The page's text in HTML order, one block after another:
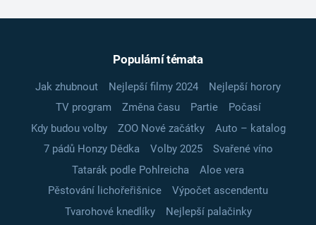
Populární témata
Jak zhubnout Nejlepší filmy 2024
Nejlepší horory
TV program
Změna času Partie
Počasí
Kdy budou volby
ZOO Nové začátky
Auto – katalog
7 pádů Honzy Dědka
Volby 2025
Svařené víno
Tatarák podle Pohlreicha
Aloe vera
Pěstování lichořeřišnice
Výpočet ascendentu
Tvarohové knedlíky
Nejlepší palačinky